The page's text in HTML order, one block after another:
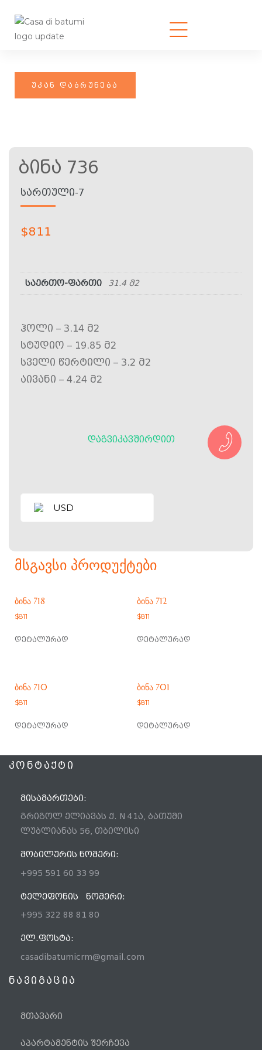
Ბინა 736
ᲡᲐᲠᲗᲣᲚᲘ-7
$811
საერთო-ფართი 31.4 მ2
ჰოლი – 3.14 მ2
სტუდიო – 19.85 მ2
სველი წერტილი – 3.2 მ2
აივანი – 4.24 მ2
ᲓᲐᲒᲕᲘᲙᲐᲕᲨᲘᲠᲓᲘᲗ
USD
ᲛᲡᲒᲐᲕᲡᲘ ᲞᲠᲝᲓᲣᲥᲢᲔᲑᲘ
ᲑᲘᲜᲐ 718
$811
დეტალურად
ᲑᲘᲜᲐ 712
$811
დეტალურად
ᲑᲘᲜᲐ 710
$811
დეტალურად
ᲑᲘᲜᲐ 701
$811
დეტალურად
ᲙᲝᲜᲢᲐᲥᲢᲘ
ᲛᲘᲡᲐᲛᲐᲠᲗᲔᲑᲘ:
გრიგოლ ელიავას ქ. N 41ა, ბათუმი
ლუბლიანას 56, თბილისი
ᲛᲝᲑᲘᲚᲣᲠᲘᲡ ᲜᲝᲛᲔᲠᲘ:
+995 591 60 33 99
ᲢᲔᲚᲔᲤᲝᲜᲘᲡ ᲜᲝᲛᲔᲠᲘ:
+995 322 88 81 80
ᲔᲚ.ᲤᲝᲡᲢᲐ:
casadibatumicrm@gmail.com
ნავიგაცია
მთავარი
აპარტამენტის შერჩევა